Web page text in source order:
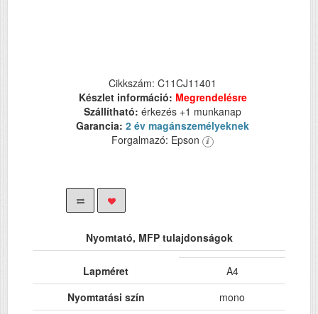
Cikkszám: C11CJ11401
Készlet információ: Megrendelésre
Szállítható: érkezés +1 munkanap
Garancia: 2 év magánszemélyeknek
Forgalmazó: Epson
Nyomtató, MFP tulajdonságok
Lapméret
A4
Nyomtatási szín
mono